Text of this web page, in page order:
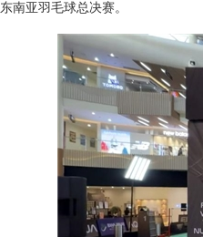
东南亚羽毛球总决赛。